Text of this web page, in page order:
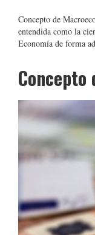
Concepto de
entendida como la
Economía de forma
Concepto